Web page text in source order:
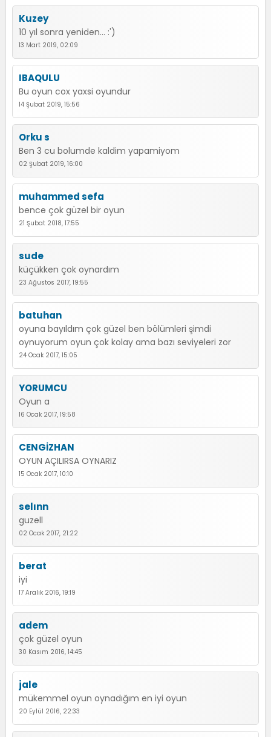
Kuzey
10 yıl sonra yeniden... :')
13 Mart 2019, 02:09
IBAQULU
Bu oyun cox yaxsi oyundur
14 Şubat 2019, 15:56
Orku s
Ben 3 cu bolumde kaldim yapamiyom
02 Şubat 2019, 16:00
muhammed sefa
bence çok güzel bir oyun
21 Şubat 2018, 17:55
sude
küçükken çok oynardım
23 Ağustos 2017, 19:55
batuhan
oyuna bayıldım çok güzel ben bölümleri şimdi
oynuyorum oyun çok kolay ama bazı seviyeleri zor
24 Ocak 2017, 15:05
YORUMCU
Oyun a
16 Ocak 2017, 19:58
CENGİZHAN
OYUN AÇILIRSA OYNARIZ
15 Ocak 2017, 10:10
selınn
guzell
02 Ocak 2017, 21:22
berat
iyi
17 Aralık 2016, 19:19
adem
çok güzel oyun
30 Kasım 2016, 14:45
jale
mükemmel oyun oynadığım en iyi oyun
20 Eylül 2016, 22:33